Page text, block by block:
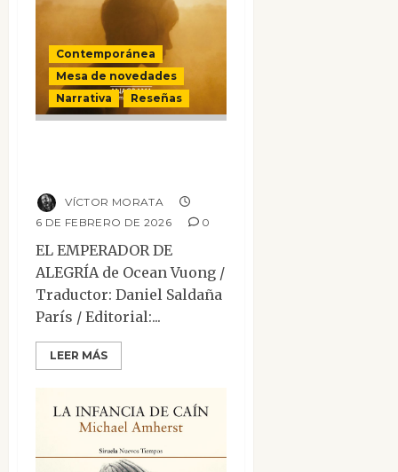
Contemporánea
Mesa de novedades
Narrativa
Reseñas
VÍCTOR MORATA
6 DE FEBRERO DE 2026
0
EL EMPERADOR DE
ALEGRÍA de Ocean Vuong /
Traductor: Daniel Saldaña
París / Editorial:...
LEER MÁS